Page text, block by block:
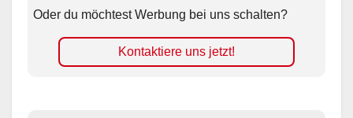
Oder du möchtest Werbung bei uns schalten?
Kontaktiere uns jetzt!